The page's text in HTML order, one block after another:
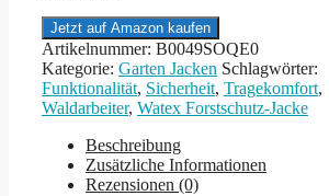
Jetzt auf Amazon kaufen
Artikelnummer: B0049SOQE0
Kategorie: Garten Jacken Schlagwörter:
Funktionalität, Sicherheit, Tragekomfort,
Waldarbeiter, Watex Forstschutz-Jacke
Beschreibung
Zusätzliche Informationen
Rezensionen (0)